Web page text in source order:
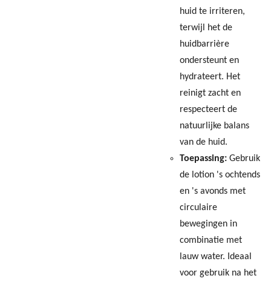
huid te irriteren,
terwijl het de
huidbarrière
ondersteunt en
hydrateert. Het
reinigt zacht en
respecteert de
natuurlijke balans
van de huid.
Toepassing: Gebruik
de lotion 's ochtends
en 's avonds met
circulaire
bewegingen in
combinatie met
lauw water. Ideaal
voor gebruik na het